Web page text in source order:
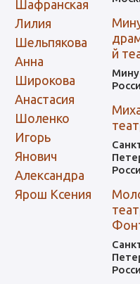
Шафранская
Лилия
Шельпякова
Анна
Широкова
Анастасия
Шоленко
Игорь
Янович
Александра
Ярош Ксения
й